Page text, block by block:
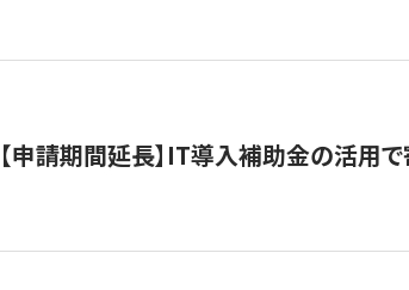
【申請期間延長】IT導入補助金の活用